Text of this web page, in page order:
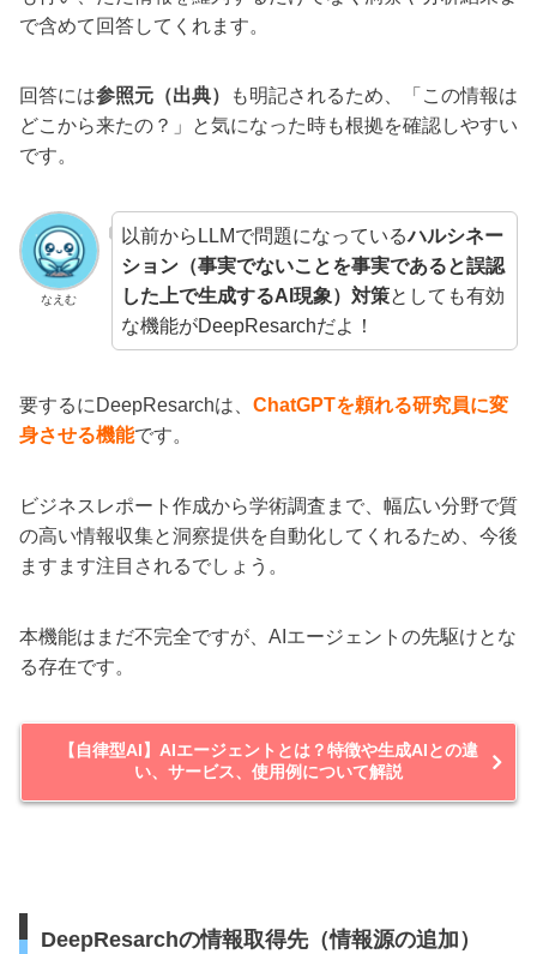
で含めて回答してくれます。
回答には参照元（出典）
も明記されるため、「この情報は
どこから来たの？」と気になった時も根拠を確認しやすい
です。
なえむ
以前からLLMで問題になっているハルシネー
ション（事実でないことを事実であると誤認
した上で生成するAI現象）対策としても有効
な機能がDeepResarchだよ！
要するにDeepResarchは、 ChatGPTを頼れる研究員に変
身させる機能です。
ビジネスレポート作成から学術調査まで、幅広い分野で質
の高い情報収集と洞察提供を自動化してくれるため、今後
ますます注目されるでしょう。
本機能はまだ不完全ですが、AIエージェントの先駆けとな
る存在です。
【自律型AI】AIエージェントとは？特徴や生成AIとの違
い、サービス、使用例について解説
DeepResarchの情報取得先（情報源の追加）